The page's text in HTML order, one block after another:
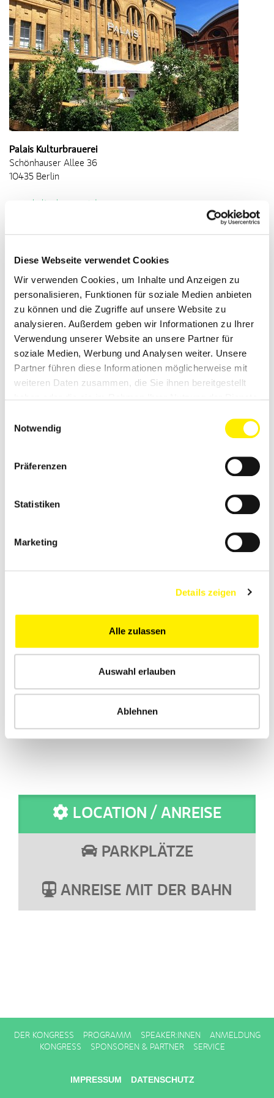
Diese Webseite verwendet Cookies
Wir verwenden Cookies, um Inhalte und Anzeigen zu
personalisieren, Funktionen für soziale Medien anbieten
zu können und die Zugriffe auf unsere Website zu
analysieren. Außerdem geben wir Informationen zu Ihrer
Verwendung unserer Website an unsere Partner für
soziale Medien, Werbung und Analysen weiter. Unsere
Partner führen diese Informationen möglicherweise mit
weiteren Daten zusammen, die Sie ihnen bereitgestellt
Notwendig
Präferenzen
Statistiken
Marketing
Details zeigen
Alle zulassen
Auswahl erlauben
Ablehnen
Palais Kulturbrauerei
Schönhauser Allee 36
10435 Berlin
www.kulturbrauerei.de
Das Palais befindet sich im Hof I. Das Gelände kann von der
Knaackstraße, der Schönhauser Allee oder der Sredzkistraße
betreten werden.
LOCATION / ANREISE
PARKPLÄTZE
ANREISE MIT DER BAHN
DER KONGRESS PROGRAMM SPEAKER:INNEN
ANMELDUNG
KONGRESS
SPONSOREN & PARTNER SERVICE
IMPRESSUM DATENSCHUTZ